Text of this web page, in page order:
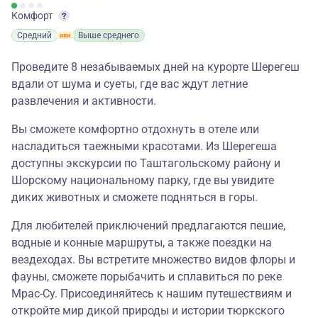
Комфорт
Средний Выше среднего
Проведите 8 незабываемых дней на курорте Шерегеш
вдали от шума и суеты, где вас ждут летние
развлечения и активности.
Вы сможете комфортно отдохнуть в отеле или
насладиться таежными красотами. Из Шерегеша
доступны экскурсии по Таштагольскому району и
Шорскому национальному парку, где вы увидите
диких животных и сможете подняться в горы.
Для любителей приключений предлагаются пешие,
водные и конные маршруты, а также поездки на
вездеходах. Вы встретите множество видов флоры и
фауны, сможете порыбачить и сплавиться по реке
Мрас-Су. Присоединяйтесь к нашим путешествиям и
откройте мир дикой природы и истории тюркского